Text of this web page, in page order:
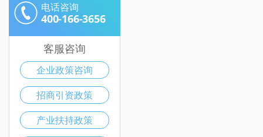
电话咨询
400-166-3656
客服咨询
企业政策咨询
招商引资政策
产业扶持政策